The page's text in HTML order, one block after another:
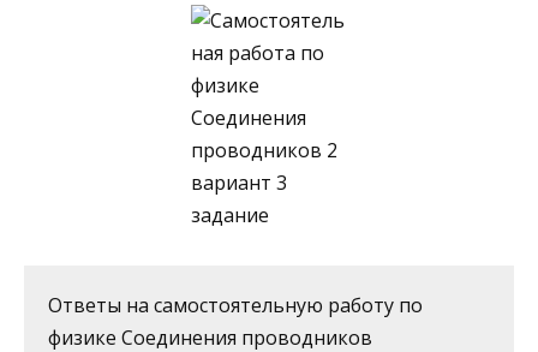
Ответы на самостоятельную работу по
физике Соединения проводников